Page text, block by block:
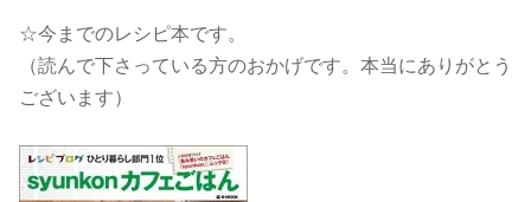
☆今までのレシピ本です。
（読んで下さっている方のおかげです。本当にありがとう
ございます）